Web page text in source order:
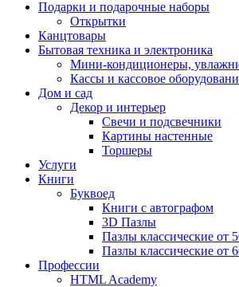
Подарки и подарочные наборы
Открытки
Канцтовары
Бытовая техника и электроника
Мини-кондиционеры,
Кассы и кассовое
Дом и сад
Декор и интерьер
Свечи и подсвечники
Картины настенные
Торшеры
Услуги
Книги
Буквоед
Книги с автографом
3D Пазлы
Пазлы классические от
Пазлы классические от
Профессии
HTML Academy